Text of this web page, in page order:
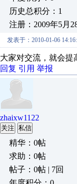
历史总积分：1
注册：2009年5月
发表于：2010-01-06
大家对交流，就会提
回复 引用 举报
zhaixw1122
关注 私信
精华：0帖
求助：0帖
帖子：0帖 | 7回